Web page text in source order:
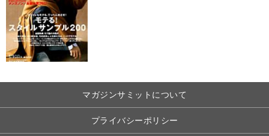
マガジンサミットについて
プライバシーポリシー